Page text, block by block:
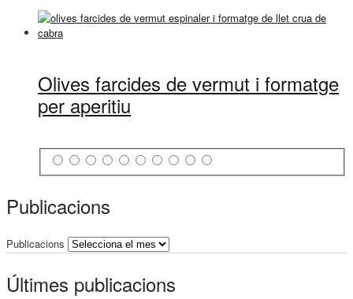
Olives farcides de vermut i formatge
per aperitiu
Publicacions
Publicacions
Últimes publicacions